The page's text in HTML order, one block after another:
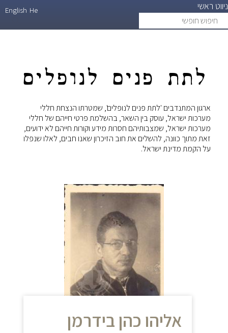
ניווט ראשי
חופשי
He
English
לתת פנים לנופלים
ארגון המתנדבים 'לתת פנים לנופלים', שמטרתו הנצחת חללי
מערכות ישראל, עוסק בין השאר, בהשלמת פרטי חייהם של חללי
מערכות ישראל, שמצבותיהם חסרות מידע וקורות חייהם לא ידועים,
זאת מתוך כוונה, להשלים את חוב הזיכרון שאנו חבים, לאלו שנפלו
על הקמת מדינת ישראל.
אליהו כהן בידרמן